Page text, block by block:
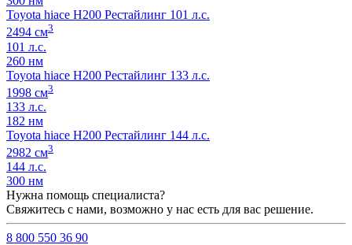
Toyota hiace H200 Рестайлинг 101 л.с.
2494 см3
101 л.с.
260 нм
Toyota hiace H200 Рестайлинг 133 л.с.
1998 см3
133 л.с.
182 нм
Toyota hiace H200 Рестайлинг 144 л.с.
2982 см3
144 л.с.
300 нм
Нужна помощь специалиста?
Свяжитесь с нами, возможно у нас есть для вас решение.
8 800 550 36 90